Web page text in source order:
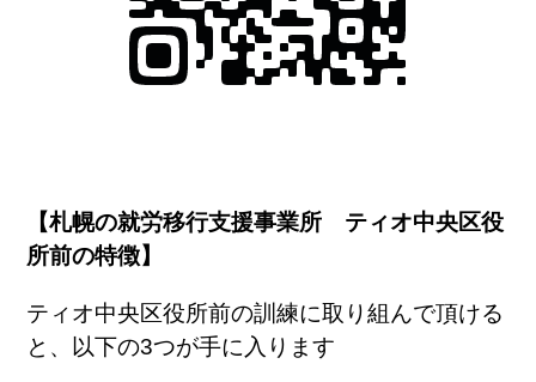
【札幌の就労移行支援事業所 ティオ中央区役
所前の特徴】
ティオ中央区役所前の訓練に取り組んで頂ける
と、以下の3つが手に入ります